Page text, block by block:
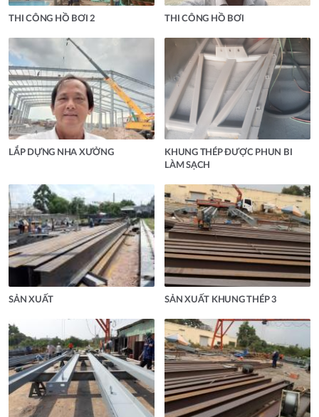
THI CÔNG HỒ BƠI 2 THI CÔNG HỒ BƠI
LẮP DỰNG NHA XƯỞNG
KHUNG THÉP ĐƯỢC PHUN BI
LÀM SẠCH
SẢN XUẤT SẢN XUẤT KHUNG THÉP 3